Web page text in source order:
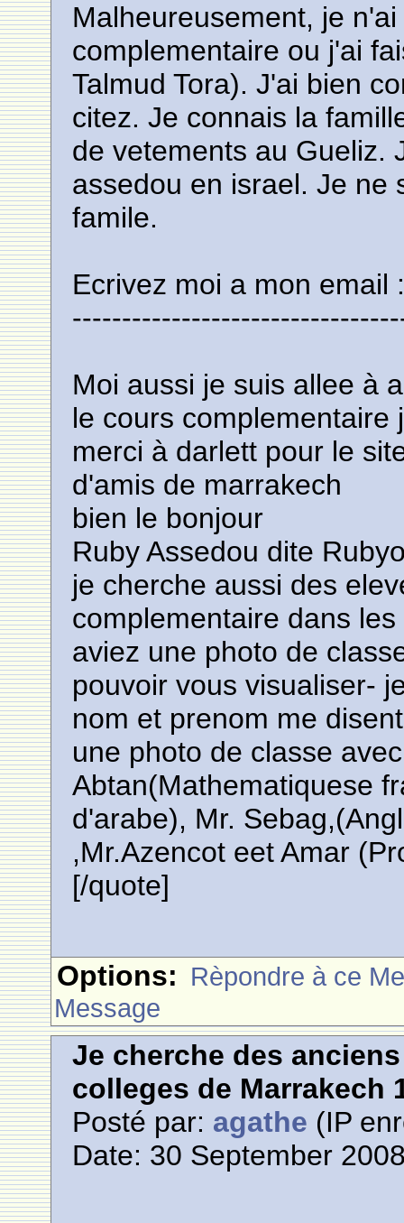
Malheureusement, je
complementaire ou j'ai
Talmud Tora). J'ai bien
citez. Je connais la
de vetements au Gueliz.
assedou en israel. Je ne
famile.
Ecrivez moi a mon email
Moi aussi je suis allee à
le cours
merci à darlett pour le
d'amis de marrakech
bien le bonjour
Ruby Assedou dite
je cherche aussi des
complementaire dans
aviez une photo de
pouvoir vous visualiser-
nom et prenom me
une photo de classe
Abtan(Mathematiquese
d'arabe), Mr.
,Mr.Azencot eet Amar
[/quote]
Options: Rèpondre à ce
Message
Je cherche des
colleges de Marrakech
Posté par: agathe (IP
Date: 30 September